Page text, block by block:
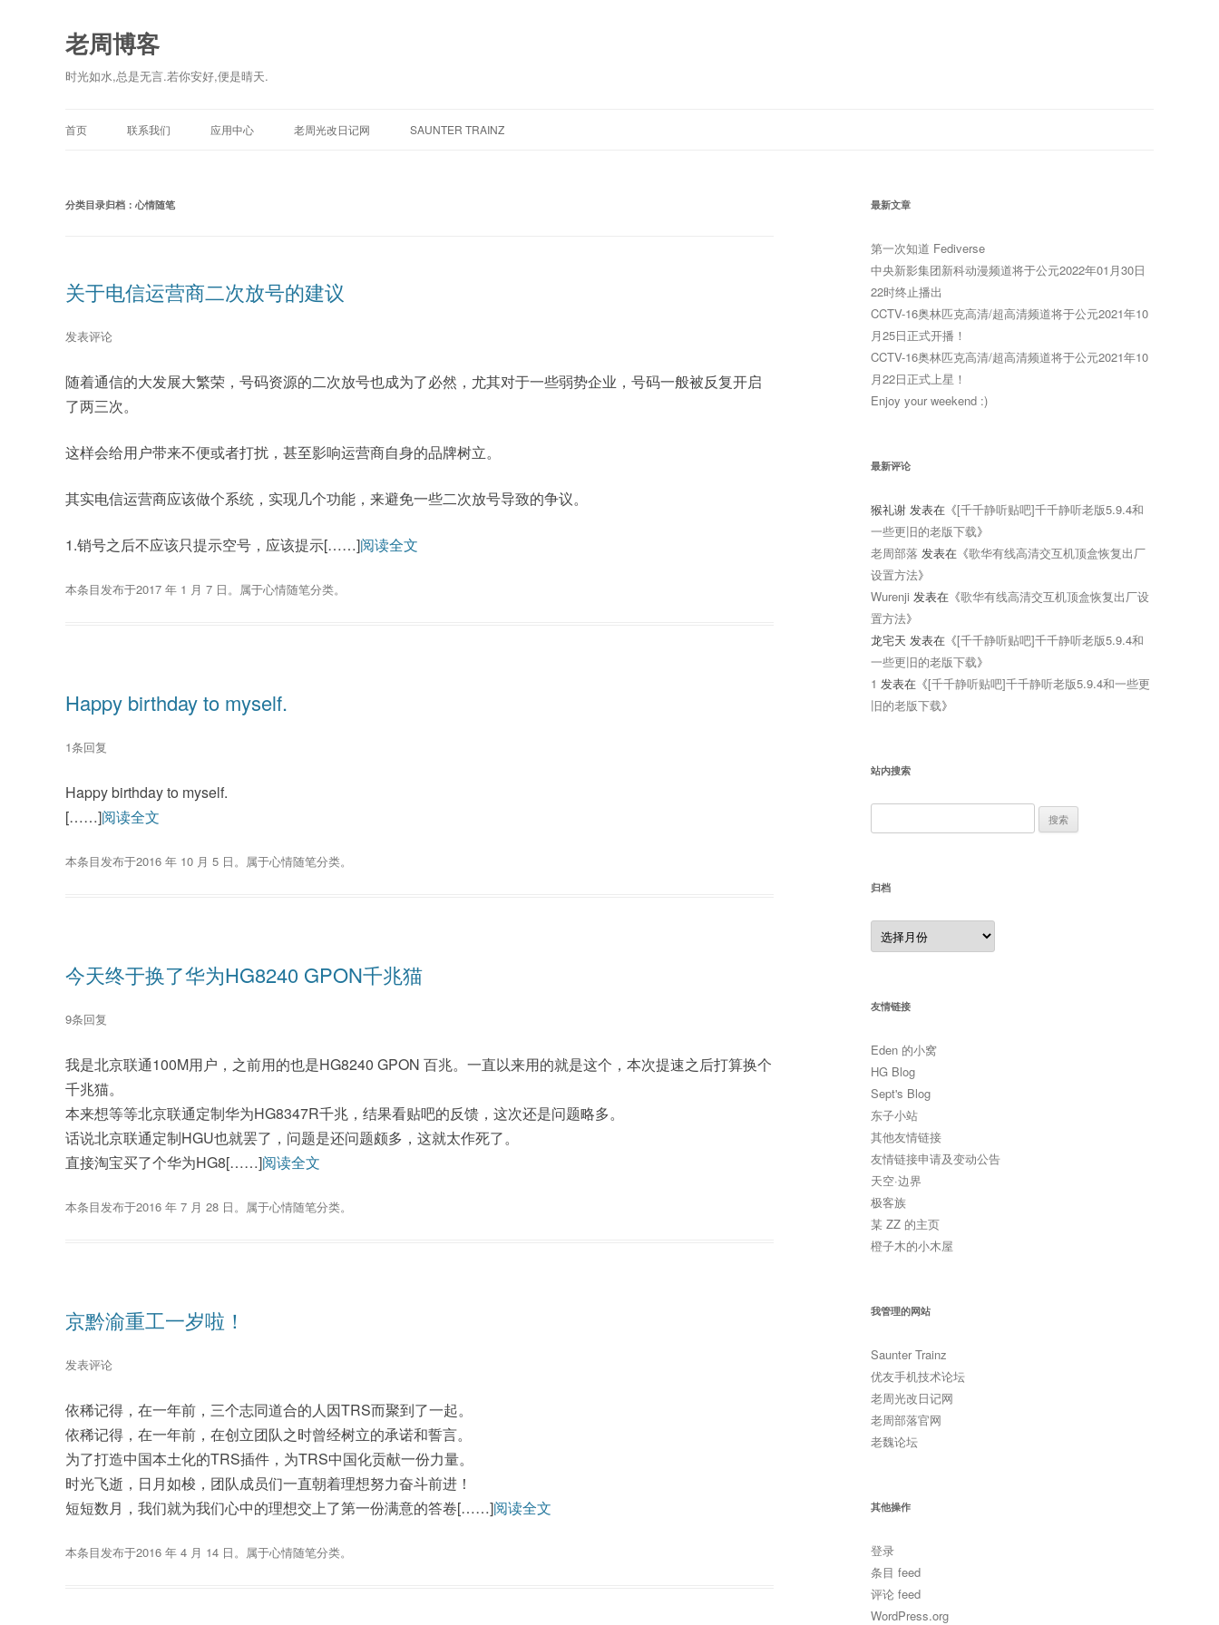
老周博客
时光如水,总是无言.若你安好,便是晴天.
首页 联系我们 应用中心 老周光改日记网 SAUNTER TRAINZ
分类目录归档： 心情随笔
关于电信运营商二次放号的建议
发表评论
随着通信的大发展大繁荣，号码资源的二次放号也成为了必然，尤其对于一些弱势企业，号码一般被反复开启
了两三次。
这样会给用户带来不便或者打扰，甚至影响运营商自身的品牌树立。
其实电信运营商应该做个系统，实现几个功能，来避免一些二次放号导致的争议。
1.销号之后不应该只提示空号，应该提示[……]阅读全文
本条目发布于2017 年 1 月 7 日。属于心情随笔分类。
Happy birthday to myself.
1条回复
Happy birthday to myself.
[……]阅读全文
本条目发布于2016 年 10 月 5 日。属于心情随笔分类。
今天终于换了华为HG8240 GPON千兆猫
9条回复
我是北京联通100M用户，之前用的也是HG8240 GPON 百兆。一直以来用的就是这个，本次提速之后打算换个
千兆猫。
本来想等等北京联通定制华为HG8347R千兆，结果看贴吧的反馈，这次还是问题略多。
话说北京联通定制HGU也就罢了，问题是还问题颇多，这就太作死了。
直接淘宝买了个华为HG8[……]阅读全文
本条目发布于2016 年 7 月 28 日。属于心情随笔分类。
京黔渝重工一岁啦！
发表评论
依稀记得，在一年前，三个志同道合的人因TRS而聚到了一起。
依稀记得，在一年前，在创立团队之时曾经树立的承诺和誓言。
为了打造中国本土化的TRS插件，为TRS中国化贡献一份力量。
时光飞逝，日月如梭，团队成员们一直朝着理想努力奋斗前进！
短短数月，我们就为我们心中的理想交上了第一份满意的答卷[……]阅读全文
本条目发布于2016 年 4 月 14 日。属于心情随笔分类。
最新文章
第一次知道 Fediverse
中央新影集团新科动漫频道将于公元2022年01月30日
22时终止播出
CCTV-16奥林匹克高清/超高清频道将于公元2021年10
月25日正式开播！
CCTV-16奥林匹克高清/超高清频道将于公元2021年10
月22日正式上星！
Enjoy your weekend :)
最新评论
猴礼谢发表在《[千千静听贴吧]千千静听老版5.9.4和
一些更旧的老版下载》
老周部落 发表在《歌华有线高清交互机顶盒恢复出厂
设置方法》
Wurenji 发表在《歌华有线高清交互机顶盒恢复出厂设
置方法》
龙宅天 发表在《[千千静听贴吧]千千静听老版5.9.4和
一些更旧的老版下载》
1 发表在《[千千静听贴吧]千千静听老版5.9.4和一些更
旧的老版下载》
站内搜索
索：
归档
归
档
友情链接
Eden 的小窝
HG Blog
Sept's Blog
东子小站
其他友情链接
友情链接申请及变动公告
天空·边界
极客族
某 ZZ 的主页
橙子木的小木屋
我管理的网站
Saunter Trainz
优友手机技术论坛
老周光改日记网
老周部落官网
老魏论坛
其他操作
登录
条目 feed
评论 feed
WordPress.org